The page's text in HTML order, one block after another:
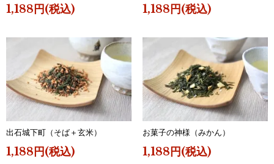
1,188円(税込) 1,188円(税込)
出石城下町（そば＋玄米）
1,188円(税込)
お菓子の神様（みかん）
1,188円(税込)